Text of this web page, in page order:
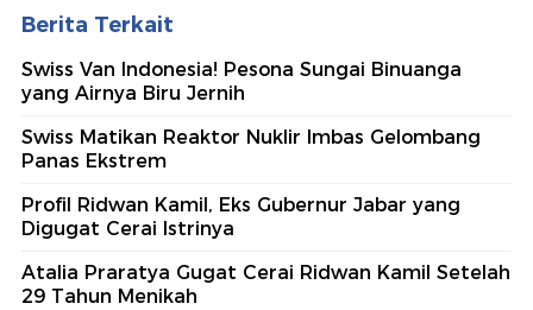
Berita Terkait
Swiss Van Indonesia! Pesona Sungai Binuanga
yang Airnya Biru Jernih
Swiss Matikan Reaktor Nuklir Imbas Gelombang
Panas Ekstrem
Profil Ridwan Kamil, Eks Gubernur Jabar yang
Digugat Cerai Istrinya
Atalia Praratya Gugat Cerai Ridwan Kamil Setelah
29 Tahun Menikah